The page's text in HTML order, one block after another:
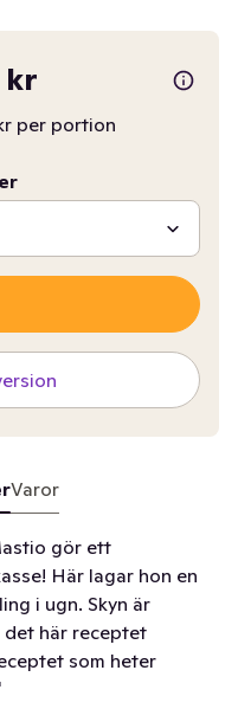
kr
per portion
Varor
gör ett
Här lagar hon en
i ugn. Skyn är
det här receptet
som heter